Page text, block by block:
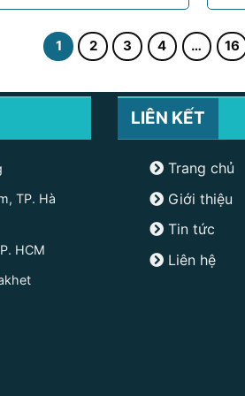
1 2 3 4 … 16
TP. Hà
HCM
LIÊN KẾT
Trang chủ
Giới thiệu
Tin tức
Liên hệ